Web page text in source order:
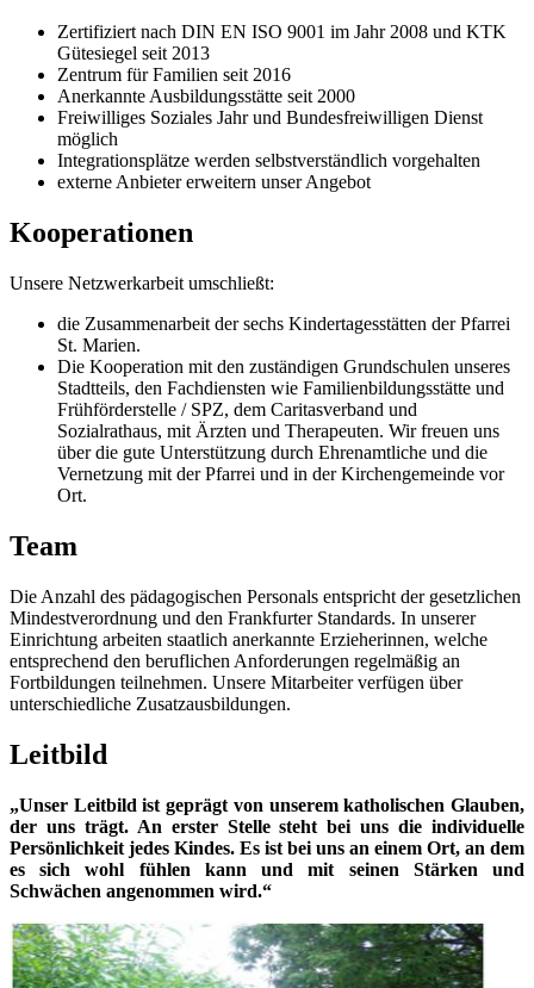
Zertifiziert nach DIN EN ISO 9001 im Jahr 2008 und KTK
Gütesiegel seit 2013
Zentrum für Familien seit 2016
Anerkannte Ausbildungsstätte seit 2000
Freiwilliges Soziales Jahr und Bundesfreiwilligen Dienst
möglich
Integrationsplätze werden selbstverständlich vorgehalten
externe Anbieter erweitern unser Angebot
Kooperationen
Unsere Netzwerkarbeit umschließt:
die Zusammenarbeit der sechs Kindertagesstätten der Pfarrei
St. Marien.
Die Kooperation mit den zuständigen Grundschulen unseres
Stadtteils, den Fachdiensten wie Familienbildungsstätte und
Frühförderstelle / SPZ, dem Caritasverband und
Sozialrathaus, mit Ärzten und Therapeuten. Wir freuen uns
über die gute Unterstützung durch Ehrenamtliche und die
Vernetzung mit der Pfarrei und in der Kirchengemeinde vor
Ort.
Team
Die Anzahl des pädagogischen Personals entspricht der gesetzlichen
Mindestverordnung und den Frankfurter Standards. In unserer
Einrichtung arbeiten staatlich anerkannte Erzieherinnen, welche
entsprechend den beruflichen Anforderungen regelmäßig an
Fortbildungen teilnehmen. Unsere Mitarbeiter verfügen über
unterschiedliche Zusatzausbildungen.
Leitbild
„Unser Leitbild ist geprägt von unserem katholischen Glauben,
der uns trägt. An erster Stelle steht bei uns die individuelle
Persönlichkeit jedes Kindes. Es ist bei uns an einem Ort, an dem
es sich wohl fühlen kann und mit seinen Stärken und
Schwächen angenommen wird.“